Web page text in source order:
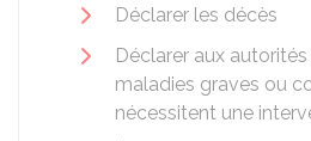
Déclarer les décès
Déclarer aux
maladies graves ou
nécessitent une